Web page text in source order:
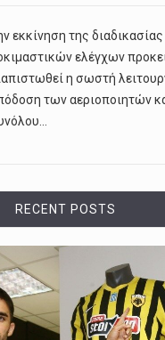
εκκίνηση της
ελέγχων
η σωστή
των αεριοποιητών
RECENT POSTS